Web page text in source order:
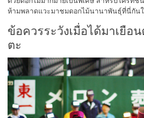
ห้ามพลาดแวะมาชมดอกไม้นานาพันธุ์ที่นี่กัน
ข้อควรระวังเมื่อได้มาเยือ
ตะ